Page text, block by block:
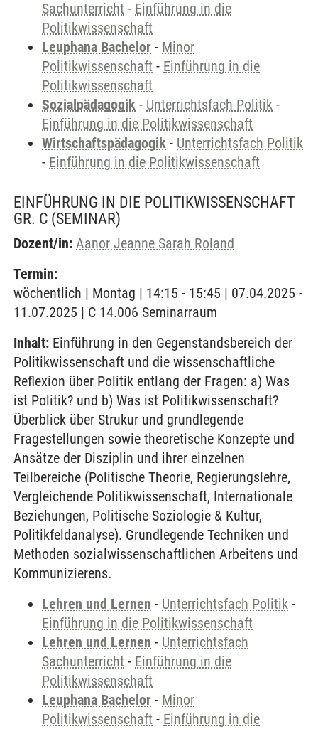
Sachunterricht - Einführung in die
Politikwissenschaft
Leuphana Bachelor - Minor
Politikwissenschaft - Einführung in die
Politikwissenschaft
Sozialpädagogik - Unterrichtsfach Politik -
Einführung in die Politikwissenschaft
Wirtschaftspädagogik - Unterrichtsfach Politik
- Einführung in die Politikwissenschaft
EINFÜHRUNG IN DIE POLITIKWISSENSCHAFT
GR. C (SEMINAR)
Dozent/in: Aanor Jeanne Sarah Roland
Termin:
wöchentlich | Montag | 14:15 - 15:45 | 07.04.2025 -
11.07.2025 | C 14.006 Seminarraum
Inhalt: Einführung in den Gegenstandsbereich der
Politikwissenschaft und die wissenschaftliche
Reflexion über Politik entlang der Fragen: a) Was
ist Politik? und b) Was ist Politikwissenschaft?
Überblick über Strukur und grundlegende
Fragestellungen sowie theoretische Konzepte und
Ansätze der Disziplin und ihrer einzelnen
Teilbereiche (Politische Theorie, Regierungslehre,
Vergleichende Politikwissenschaft, Internationale
Beziehungen, Politische Soziologie & Kultur,
Politikfeldanalyse). Grundlegende Techniken und
Methoden sozialwissenschaftlichen Arbeitens und
Kommunizierens.
Lehren und Lernen - Unterrichtsfach Politik -
Einführung in die Politikwissenschaft
Lehren und Lernen - Unterrichtsfach
Sachunterricht - Einführung in die
Politikwissenschaft
Leuphana Bachelor - Minor
Politikwissenschaft - Einführung in die